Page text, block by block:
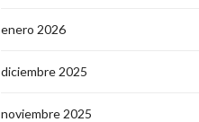
enero 2026
diciembre 2025
noviembre 2025